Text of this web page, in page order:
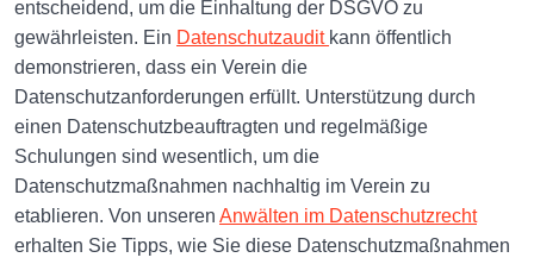
entscheidend, um die Einhaltung der DSGVO zu
gewährleisten. Ein Datenschutzaudit kann öffentlich
demonstrieren, dass ein Verein die
Datenschutzanforderungen erfüllt. Unterstützung durch
einen Datenschutzbeauftragten und regelmäßige
Schulungen sind wesentlich, um die
Datenschutzmaßnahmen nachhaltig im Verein zu
etablieren. Von unseren Anwälten im Datenschutzrecht
erhalten Sie Tipps, wie Sie diese Datenschutzmaßnahmen